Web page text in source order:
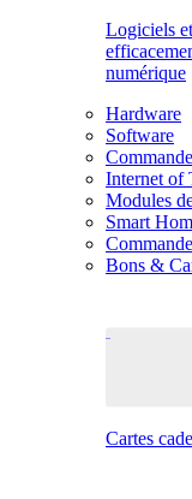
Logiciels
numérique
Hardware
Software
Internet of
Modules
Smart
Bons &
Cartes